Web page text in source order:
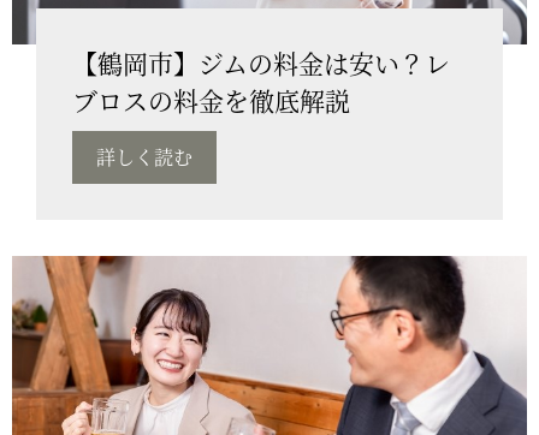
【鶴岡市】ジムの料金は安い？レ
ブロスの料金を徹底解説
詳しく読む